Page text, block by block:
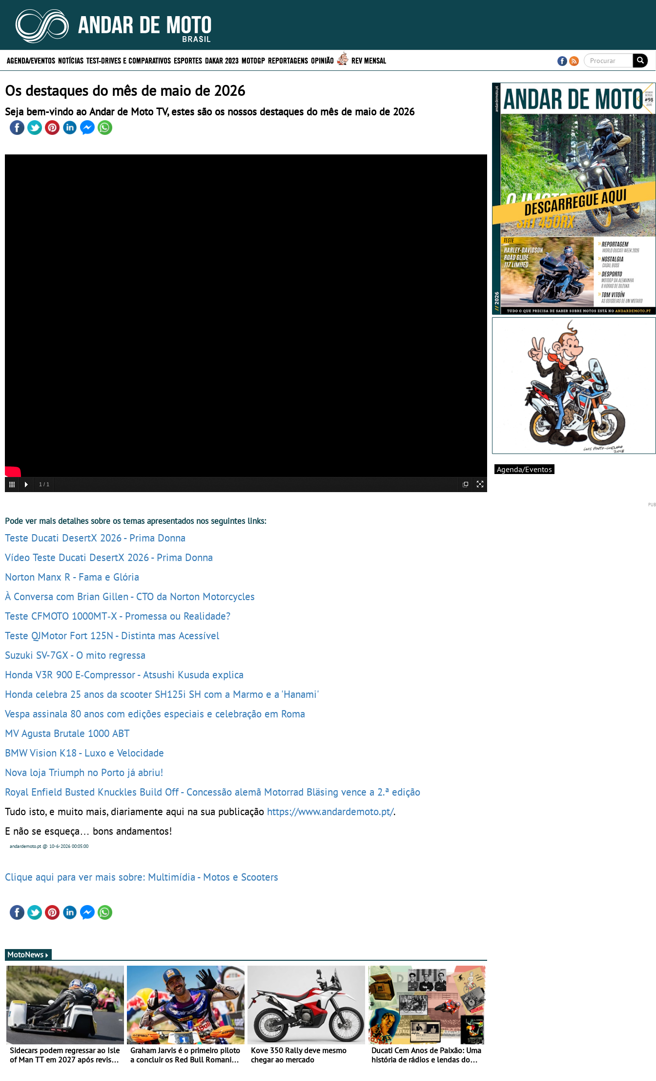
AGENDA/EVENTOS NOTÍCIAS TEST-DRIVES E COMPARATIVOS ESPORTES DAKAR 2023 MOTOGP REPORTAGENS OPINIÃO REV MENSAL
Os destaques do mês de maio de 2026
Seja bem-vindo ao Andar de Moto TV, estes são os nossos destaques do mês de maio de 2026
1 / 1
Pode ver mais detalhes sobre os temas apresentados nos seguintes links:
Teste Ducati DesertX 2026 - Prima Donna
Vídeo Teste Ducati DesertX 2026 - Prima Donna
Norton Manx R - Fama e Glória
À Conversa com Brian Gillen - CTO da Norton Motorcycles
Teste CFMOTO 1000MT‑X - Promessa ou Realidade?
Teste QJMotor Fort 125N - Distinta mas Acessível
Suzuki SV-7GX - O mito regressa
Honda V3R 900 E‑Compressor - Atsushi Kusuda explica
Honda celebra 25 anos da scooter SH125i SH com a Marmo e a 'Hanami'
Vespa assinala 80 anos com edições especiais e celebração em Roma
MV Agusta Brutale 1000 ABT
BMW Vision K18 - Luxo e Velocidade
Nova loja Triumph no Porto já abriu!
Royal Enfield Busted Knuckles Build Off - Concessão alemã Motorrad Bläsing vence a 2.ª edição
Tudo isto, e muito mais, diariamente aqui na sua publicação https://www.andardemoto.pt/.
E não se esqueça… bons andamentos!
andardemoto.pt @ 10-6-2026 00:05:00
Clique aqui para ver mais sobre: Multimídia - Motos e Scooters
MotoNews
Sidecars podem regressar ao Isle
of Man TT em 2027 após revisão
Graham Jarvis é o primeiro piloto
a concluir os Red Bull Romaniacs
Kove 350 Rally deve mesmo
chegar ao mercado
Ducati Cem Anos de Paixão: Uma
história de rádios e lendas do
Agenda/Eventos